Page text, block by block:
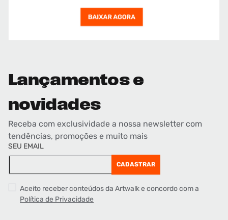
Lançamentos e
novidades
Receba com exclusividade a nossa newsletter com
tendências, promoções e muito mais
SEU EMAIL
CADASTRAR
Aceito receber conteúdos da Artwalk e concordo com a
Política de Privacidade